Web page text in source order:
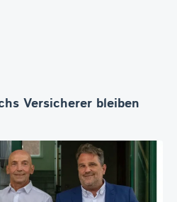
Versicherer bleiben